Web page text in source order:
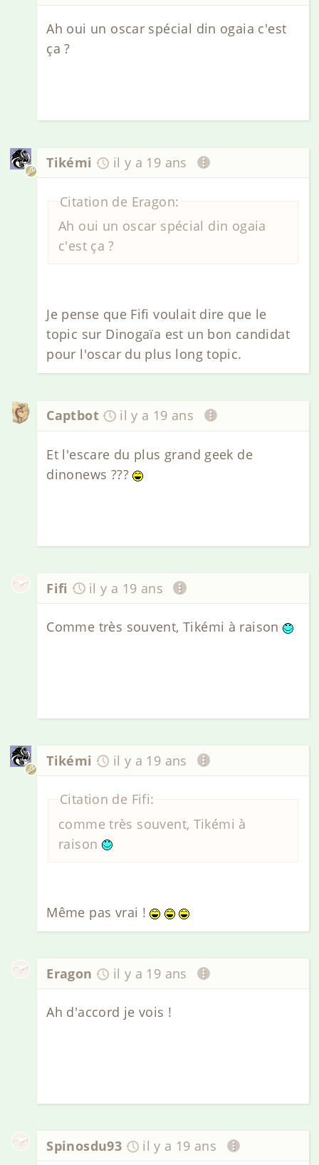
Ah oui un oscar spécial din ogaia c'est
ça ?
Tikémi il y a 19 ans
Citation de Eragon:
Ah oui un oscar spécial din ogaia
c'est ça ?
Je pense que Fifi voulait dire que le
topic sur Dinogaïa est un bon candidat
pour l'oscar du plus long topic.
Captbot il y a 19 ans
Et l'escare du plus grand geek de
dinonews ???
Fifi il y a 19 ans
Comme très souvent, Tikémi à raison
Tikémi il y a 19 ans
Citation de Fifi:
comme très souvent, Tikémi à
raison
Même pas vrai !
Eragon il y a 19 ans
Ah d'accord je vois !
Spinosdu93 il y a 19 ans